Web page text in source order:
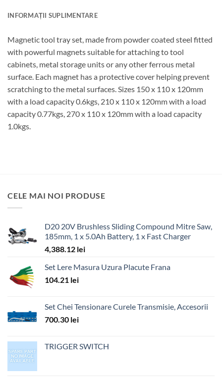
INFORMAȚII SUPLIMENTARE
Magnetic tool tray set, made from powder coated steel fitted
with powerful magnets suitable for attaching to tool
cabinets, metal storage units or any other ferrous metal
surface. Each magnet has a protective cover helping prevent
scratching to the metal surfaces. Sizes 150 x 110 x 120mm
with a load capacity 0.6kgs, 210 x 110 x 120mm with a load
capacity 0.77kgs, 270 x 110 x 120mm with a load capacity
1.0kgs.
CELE MAI NOI PRODUSE
D20 20V Brushless Sliding Compound Mitre Saw,
185mm, 1 x 5.0Ah Battery, 1 x Fast Charger
4,388.12 lei
Set Lere Masura Uzura Placute Frana
104.21 lei
Set Chei Tensionare Curele Transmisie, Accesorii
700.30 lei
TRIGGER SWITCH